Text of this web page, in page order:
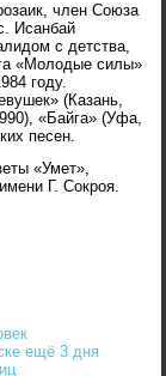
член Союза
Исанбай
с детства,
«Молодые силы»
году.
(Казань,
«Байга» (Уфа,
песен.
«Умет»,
Г. Сокроя.
ещё 3 дня